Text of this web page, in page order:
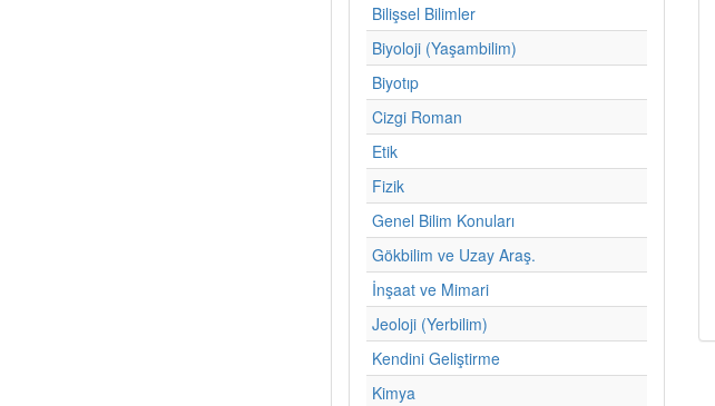
Bilişsel Bilimler
Biyoloji (Yaşambilim)
Biyotıp
Cizgi Roman
Etik
Fizik
Genel Bilim Konuları
Gökbilim ve Uzay Araş.
İnşaat ve Mimari
Jeoloji (Yerbilim)
Kendini Geliştirme
Kimya